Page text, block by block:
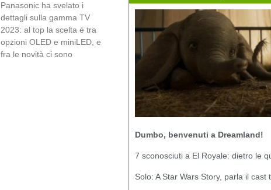
Panasonic ha svelato i
dettagli sulla gamma TV
2023: al top la scelta è tra
opzioni OLED e miniLED, e
fra le novità ci sono
Dumbo, benvenuti a Dreamland!
7 sconosciuti a El Royale: dietro le
Solo: A Star Wars Story, parla il cast